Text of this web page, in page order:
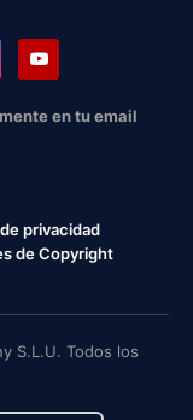
en tu email
privacidad
de Copyright
S.L.U. Todos los